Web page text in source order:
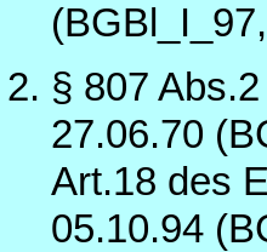
§ 807
27.06.70
Art.18 des
05.10.94